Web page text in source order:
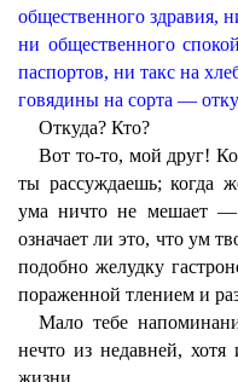
общественного здравия,
ни общественного
паспортов, ни такс на
говядины на сорта —
Откуда? Кто?
Вот то-то, мой друг!
ты рассуждаешь; когда
ума ничто не мешает
означает ли это, что ум
подобно желудку
пораженной тлением и
Мало тебе
нечто из недавней,
жизни.